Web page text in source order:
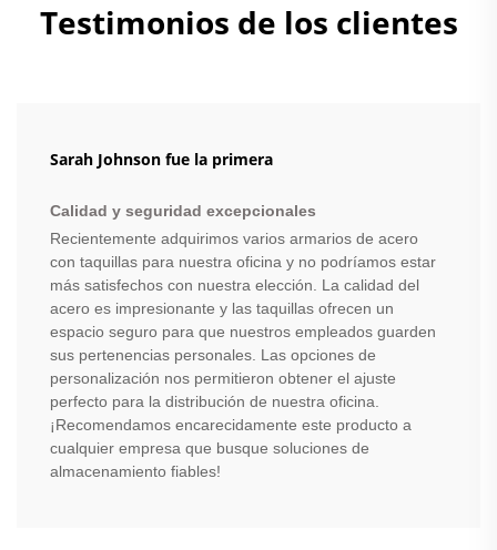
Testimonios de los clientes
Sarah Johnson fue la primera
Calidad y seguridad excepcionales
Recientemente adquirimos varios armarios de acero
con taquillas para nuestra oficina y no podríamos estar
más satisfechos con nuestra elección. La calidad del
acero es impresionante y las taquillas ofrecen un
espacio seguro para que nuestros empleados guarden
sus pertenencias personales. Las opciones de
personalización nos permitieron obtener el ajuste
perfecto para la distribución de nuestra oficina.
¡Recomendamos encarecidamente este producto a
cualquier empresa que busque soluciones de
almacenamiento fiables!